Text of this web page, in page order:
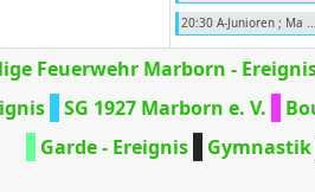
20:30 A-Junioren ; Ma ...
Feuerwehr Marborn -
SG 1927 Marborn e. V.
Garde - Ereignis Gymnastik